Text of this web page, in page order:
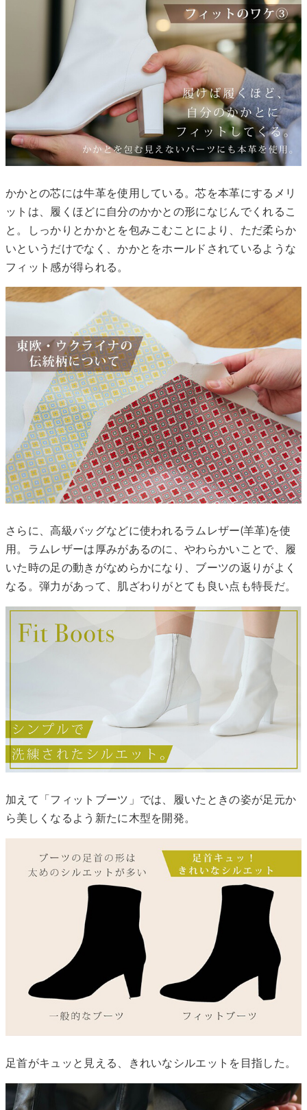
かかとの芯には牛革を使用している。芯を本革にするメリ
ットは、履くほどに自分のかかとの形になじんでくれるこ
と。しっかりとかかとを包みこむことにより、ただ柔らか
いというだけでなく、かかとをホールドされているような
フィット感が得られる。
さらに、高級バッグなどに使われるラムレザー(羊革)を使
用。ラムレザーは厚みがあるのに、やわらかいことで、履
いた時の足の動きがなめらかになり、ブーツの返りがよく
なる。弾力があって、肌ざわりがとても良い点も特長だ。
加えて「フィットブーツ」では、履いたときの姿が足元か
ら美しくなるよう新たに木型を開発。
足首がキュッと見える、きれいなシルエットを目指した。